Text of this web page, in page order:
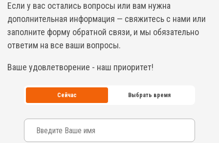
Если у вас остались вопросы или вам нужна
дополнительная информация — свяжитесь с нами или
заполните форму обратной связи, и мы обязательно
ответим на все ваши вопросы.
Ваше удовлетворение - наш приоритет!
Сейчас Выбрать время
Ваше имя